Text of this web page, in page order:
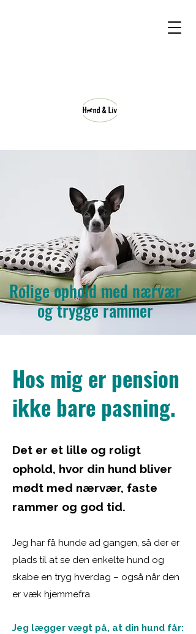
Rolige ophold med nærvær
og trygge rammer
Hos mig er pension
ikke bare pasning.
Det er et lille og roligt
ophold, hvor din hund bliver
mødt med nærvær, faste
rammer og god tid.
Jeg har få hunde ad gangen, så der er
plads til at se den enkelte hund og
skabe en tryg hverdag – også når den
er væk hjemmefra.
Jeg lægger vægt på, at din hund får: